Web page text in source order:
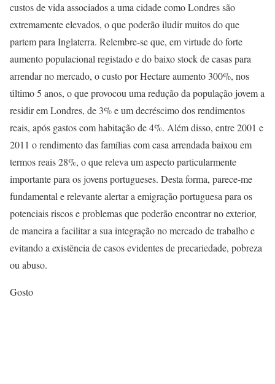
custos de vida associados a uma cidade como Londres são
extremamente elevados, o que poderão iludir muitos do que
partem para Inglaterra. Relembre-se que, em virtude do forte
aumento populacional registado e do baixo stock de casas para
arrendar no mercado, o custo por Hectare aumento 300%, nos
último 5 anos, o que provocou uma redução da população jovem a
residir em Londres, de 3% e um decréscimo dos rendimentos
reais, após gastos com habitação de 4%. Além disso, entre 2001 e
2011 o rendimento das famílias com casa arrendada baixou em
termos reais 28%, o que releva um aspecto particularmente
importante para os jovens portugueses. Desta forma, parece-me
fundamental e relevante alertar a emigração portuguesa para os
potenciais riscos e problemas que poderão encontrar no exterior,
de maneira a facilitar a sua integração no mercado de trabalho e
evitando a existência de casos evidentes de precariedade, pobreza
ou abuso.
Gosto